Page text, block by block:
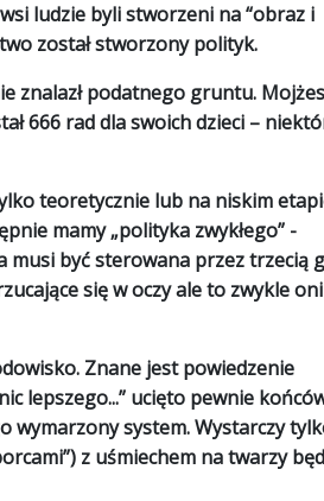
ludzie byli stworzeni na “obraz i
został stworzony polityk.
znalazł podatnego gruntu.
666 rad dla swoich dzieci –
teoretycznie lub na niskim
mamy „polityka zwykłego” -
musi być sterowana przez trzecią
się w oczy ale to zwykle oni
Znane jest powiedzenie
lepszego...” ucięto pewnie
wymarzony system. Wystarczy
z uśmiechem na twarzy